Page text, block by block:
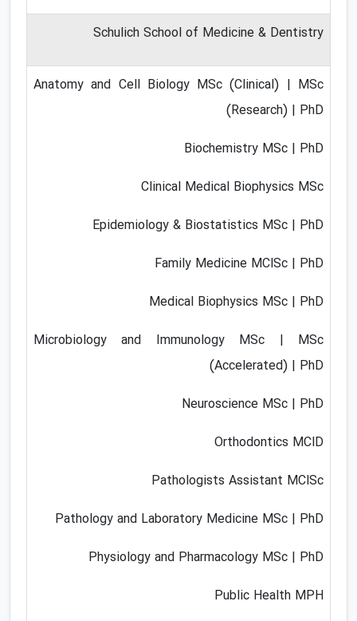
Schulich School of Medicine & Dentistry
Anatomy and Cell Biology MSc (Clinical) | MSc
(Research) | PhD
Biochemistry MSc | PhD
Clinical Medical Biophysics MSc
Epidemiology & Biostatistics MSc | PhD
Family Medicine MClSc | PhD
Medical Biophysics MSc | PhD
Microbiology and Immunology MSc | MSc
(Accelerated) | PhD
Neuroscience MSc | PhD
Orthodontics MClD
Pathologists Assistant MClSc
Pathology and Laboratory Medicine MSc | PhD
Physiology and Pharmacology MSc | PhD
Public Health MPH